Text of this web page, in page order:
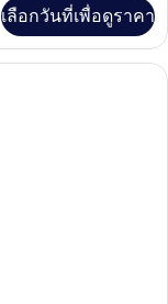
เลือกวันที่เพื่อดูราคา